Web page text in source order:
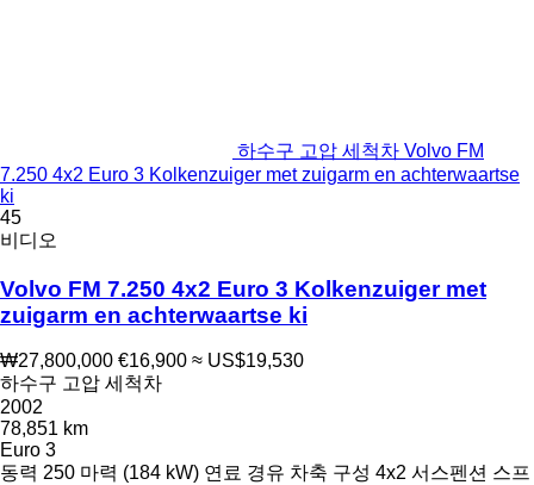
하수구 고압 세척차 Volvo FM
7.250 4x2 Euro 3 Kolkenzuiger met zuigarm en achterwaartse
ki
45
비디오
Volvo FM 7.250 4x2 Euro 3 Kolkenzuiger met
zuigarm en achterwaartse ki
₩27,800,000 €16,900 ≈ US$19,530
하수구 고압 세척차
2002
78,851 km
Euro 3
동력 250 마력 (184 kW) 연료 경유 차축 구성 4x2 서스펜션 스프